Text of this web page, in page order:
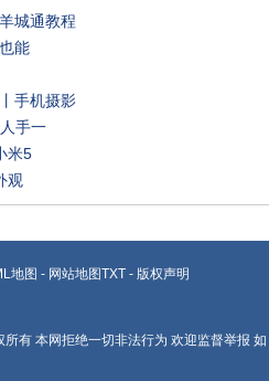
城通教程
能
手机摄影
手一
米5
观
地图 - 网站地图TXT- 版权声明
所有 本网拒绝一切非法行为 欢迎监督举报 如